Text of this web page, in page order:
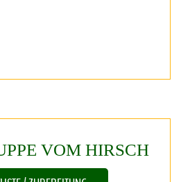
VOM HIRSCH